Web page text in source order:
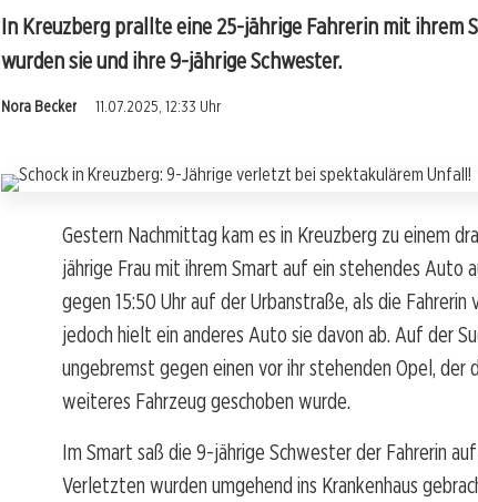
In Kreuzberg prallte eine 25-jährige Fahrerin mit ihrem
wurden sie und ihre 9-jährige Schwester.
Nora Becker 11.07.2025, 12:33 Uhr
Gestern Nachmittag kam es in Kreuzberg zu einem
jährige Frau mit ihrem Smart auf ein stehendes Auto
gegen 15:50 Uhr auf der Urbanstraße, als die
jedoch hielt ein anderes Auto sie davon ab. Auf der
ungebremst gegen einen vor ihr stehenden Opel, der
weiteres Fahrzeug geschoben wurde.
Im Smart saß die 9-jährige Schwester der Fahrerin
Verletzten wurden umgehend ins Krankenhaus